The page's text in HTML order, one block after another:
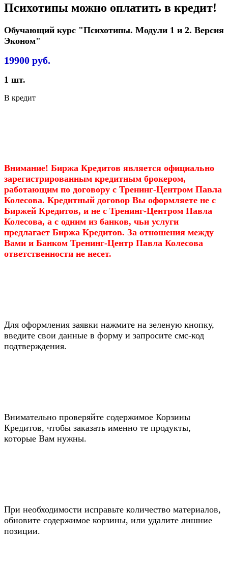
Психотипы можно оплатить в кредит!
Обучающий курс "Психотипы. Модули 1 и 2. Версия
Эконом"
19900 руб.
1 шт.
В кредит
Внимание! Биржа Кредитов является официально
зарегистрированным кредитным брокером,
работающим по договору с Тренинг-Центром Павла
Колесова. Кредитный договор Вы оформляете не с
Биржей Кредитов, и не с Тренинг-Центром Павла
Колесова, а с одним из банков, чьи услуги
предлагает Биржа Кредитов. За отношения между
Вами и Банком Тренинг-Центр Павла Колесова
ответственности не несет.
Для оформления заявки нажмите на зеленую кнопку,
введите свои данные в форму и запросите смс-код
подтверждения.
Внимательно проверяйте содержимое Корзины
Кредитов, чтобы заказать именно те продукты,
которые Вам нужны.
При необходимости исправьте количество материалов,
обновите содержимое корзины, или удалите лишние
позиции.